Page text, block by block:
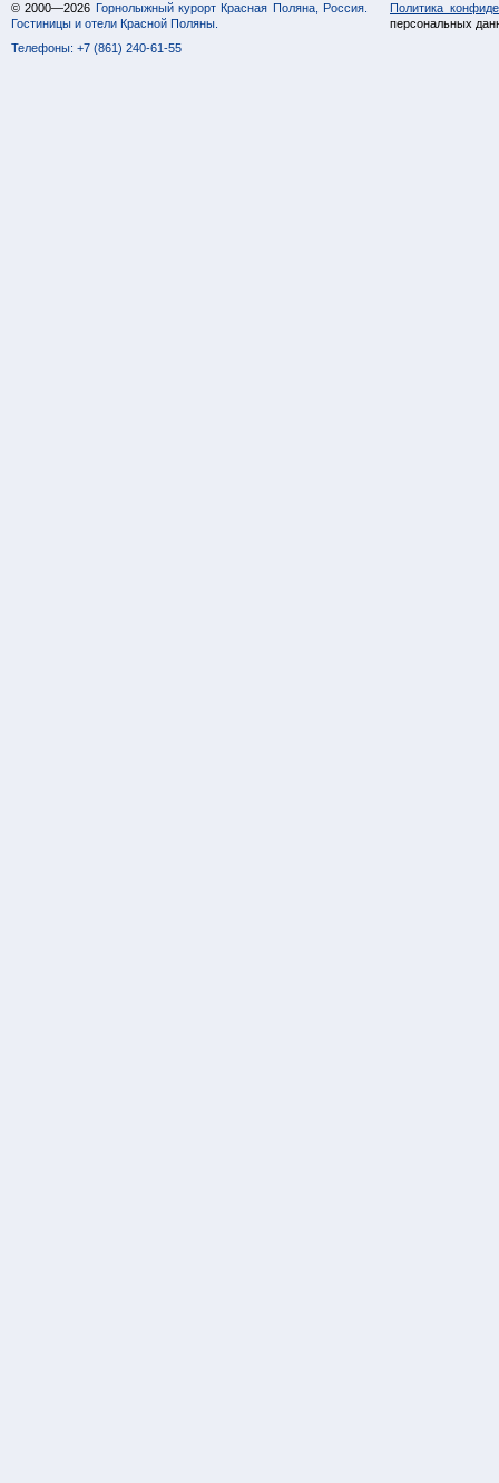
© 2000—2026 Горнолыжный курорт Красная Поляна, Россия.
Гостиницы и отели Красной Поляны.
Телефоны: +7 (861) 240-61-55
Политика
персональных